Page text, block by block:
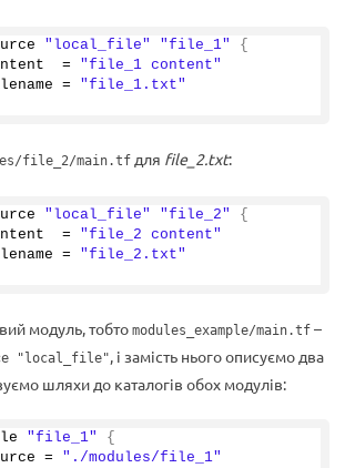
"local_file" "file_1"
{
=
"file_1 content"
=
"file_1.txt"
file_2/main.tf для file_2.txt:
"local_file" "file_2"
{
=
"file_2 content"
=
"file_2.txt"
модуль, тобто modules_example/main.tf –
"local_file", і замість нього описуємо два
шляхи до каталогів обох модулів:
"file_1"
{
=
"./modules/file_1"